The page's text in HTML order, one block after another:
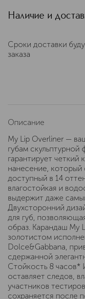
Наличие и
Сроки доставки
заказа
Описание
My Lip Overliner —
губам
гарантирует
нанесение, который
доступный в 14
влагостойкая и
выдержит даже
Двухсторонний
для губ,
образ. Карандаш My
золотистом
Dolce&Gabbana,
сдержанной
Стойкость 8 часов*
оставляет следов,
участников
сохраняется после